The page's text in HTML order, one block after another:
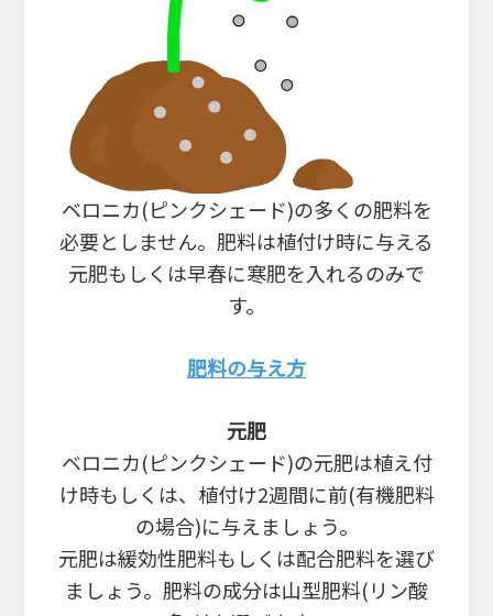
ベロニカ(ピンクシェード)の多くの肥料を
必要としません。肥料は植付け時に与える
元肥もしくは早春に寒肥を入れるのみで
す。
肥料の与え方
元肥
ベロニカ(ピンクシェード)の元肥は植え付
け時もしくは、植付け2週間に前(有機肥料
の場合)に与えましょう。
元肥は緩効性肥料もしくは配合肥料を選び
ましょう。肥料の成分は山型肥料(リン酸